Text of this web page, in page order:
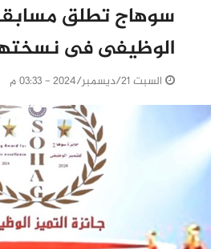
سوهاج تطلق
الوظيفى فى نسختها
السبت 21/ديسمبر/2024 - 03:33 م